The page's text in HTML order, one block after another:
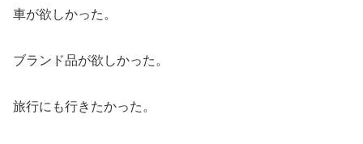
車が欲しかった。
ブランド品が欲しかった。
旅行にも行きたかった。